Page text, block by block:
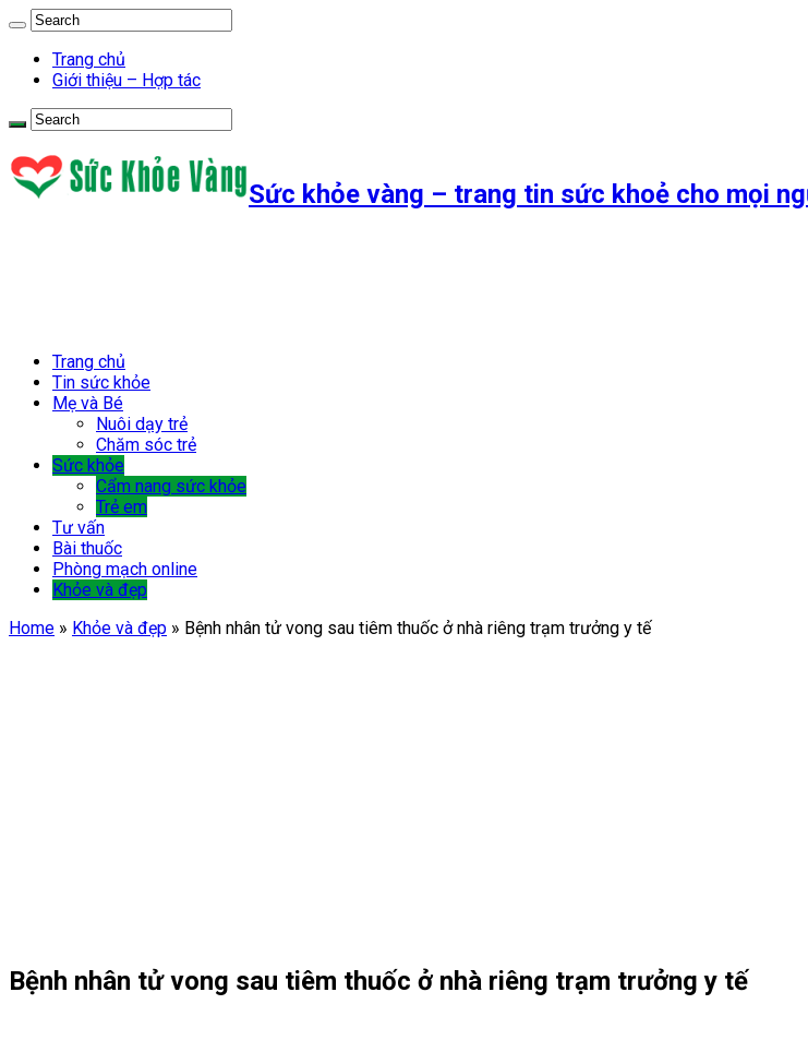
Trang chủ
Giới thiệu – Hợp tác
Sức khỏe vàng – trang tin sức khoẻ cho mọi
Trang chủ
Tin sức khỏe
Mẹ và Bé
Nuôi dạy trẻ
Chăm sóc trẻ
Sức khỏe
Cẩm nang sức khỏe
Trẻ em
Tư vấn
Bài thuốc
Phòng mạch online
Khỏe và đẹp
Home » Khỏe và đẹp » Bệnh nhân tử vong sau tiêm thuốc ở nhà riêng trạm trưởng y tế
Bệnh nhân tử vong sau tiêm thuốc ở nhà riêng trạm trưởng y tế